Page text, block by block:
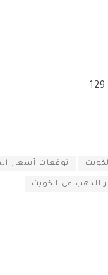
توقعات أسعار
الذهب في الكويت